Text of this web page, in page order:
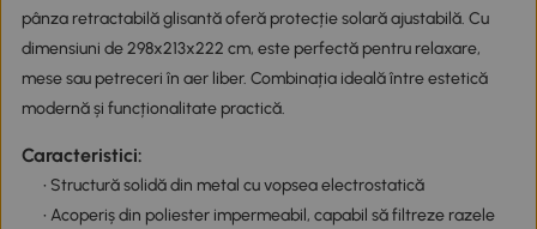
pânza retractabilă glisantă oferă protecție solară ajustabilă. Cu
dimensiuni de 298x213x222 cm, este perfectă pentru relaxare,
mese sau petreceri în aer liber. Combinația ideală între estetică
modernă și funcționalitate practică.
Caracteristici:
• Structură solidă din metal cu vopsea electrostatică
• Acoperiș din poliester impermeabil, capabil să filtreze razele